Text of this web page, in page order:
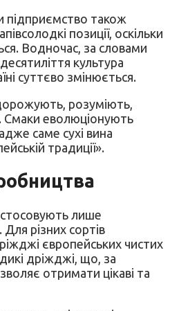
підприємство також
позиції, оскільки
Водночас, за словами
культура
суттєво змінюється.
розуміють,
Смаки еволюціонують
саме сухі вина
традиції».
лише
різних сортів
європейських чистих
дріжджі, що, за
отримати цікаві та